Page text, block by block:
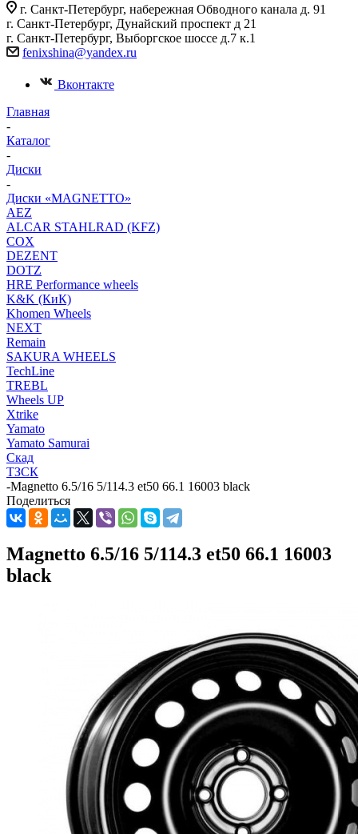
г. Санкт-Петербург, набережная Обводного канала д. 91
г. Санкт-Петербург, Дунайский проспект д 21
г. Санкт-Петербург, Выборгское шоссе д.7 к.1
fenixshina@yandex.ru
Вконтакте
Главная
-
Каталог
-
Диски
-
Диски «MAGNETTO»
AEZ
ALCAR STAHLRAD (KFZ)
COX
DEZENT
DOTZ
HRE Performance wheels
K&K (КиК)
Khomen Wheels
NEXT
Remain
SAKURA WHEELS
TechLine
TREBL
Wheels UP
Xtrike
Yamato
Yamato Samurai
Скад
ТЗСК
-Magnetto 6.5/16 5/114.3 et50 66.1 16003 black
Поделиться
Magnetto 6.5/16 5/114.3 et50 66.1 16003
black